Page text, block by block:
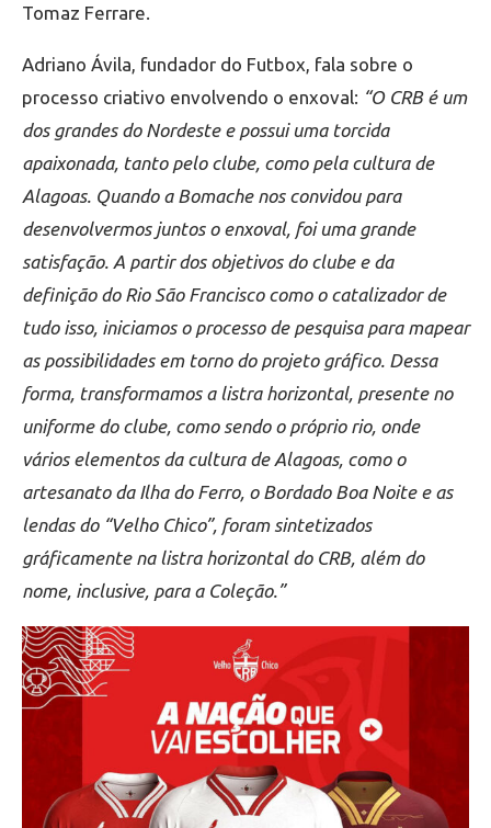
Tomaz Ferrare.
Adriano Ávila, fundador do Futbox, fala sobre o
processo criativo envolvendo o enxoval: “O CRB é um
dos grandes do Nordeste e possui uma torcida
apaixonada, tanto pelo clube, como pela cultura de
Alagoas. Quando a Bomache nos convidou para
desenvolvermos juntos o enxoval, foi uma grande
satisfação. A partir dos objetivos do clube e da
definição do Rio São Francisco como o catalizador de
tudo isso, iniciamos o processo de pesquisa para mapear
as possibilidades em torno do projeto gráfico. Dessa
forma, transformamos a listra horizontal, presente no
uniforme do clube, como sendo o próprio rio, onde
vários elementos da cultura de Alagoas, como o
artesanato da Ilha do Ferro, o Bordado Boa Noite e as
lendas do “Velho Chico”, foram sintetizados
gráficamente na listra horizontal do CRB, além do
nome, inclusive, para a Coleção.”